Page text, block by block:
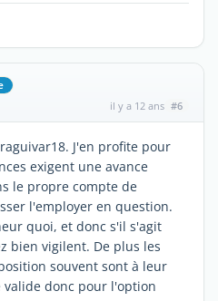
il y a 12 ans #6
J'en profite pour
exigent une avance
le propre compte de
l'employer en question.
quoi, et donc s'il s'agit
bien vigilent. De plus les
souvent sont à leur
valide donc pour l'option